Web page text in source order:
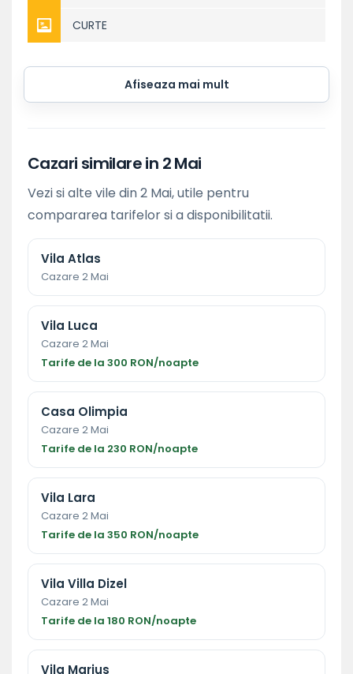
CURTE
Afiseaza mai mult
Cazari similare in 2 Mai
Vezi si alte vile din 2 Mai, utile pentru
compararea tarifelor si a disponibilitatii.
Vila Atlas
Cazare 2 Mai
Vila Luca
Cazare 2 Mai
Tarife de la 300 RON/noapte
Casa Olimpia
Cazare 2 Mai
Tarife de la 230 RON/noapte
Vila Lara
Cazare 2 Mai
Tarife de la 350 RON/noapte
Vila Villa Dizel
Cazare 2 Mai
Tarife de la 180 RON/noapte
Vila Marius